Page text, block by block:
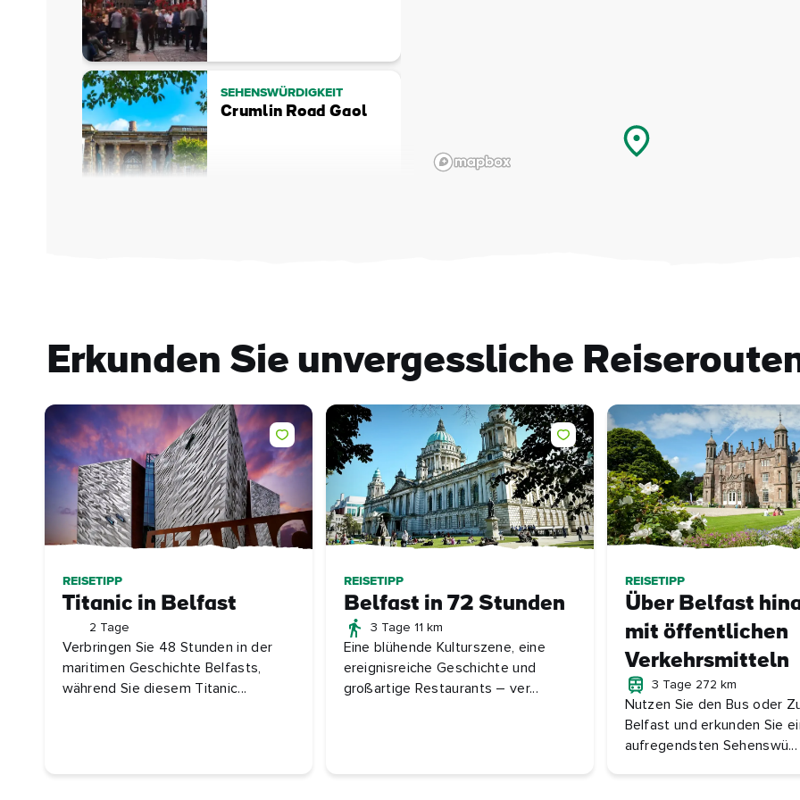
SEHENSWÜRDIGKEIT
Crumlin Road Gaol
Erkunden Sie unvergessliche
REISETIPP
Titanic in Belfast
2 Tage
Verbringen Sie 48 Stunden in der
maritimen Geschichte Belfasts,
während Sie diesem Titanic...
REISETIPP
Belfast in 72 Stunden
3 Tage 11 km
Eine blühende Kulturszene, eine
ereignisreiche Geschichte und
großartige Restaurants – ver...
REISETIPP
Über Belfast
mit öffentlichen
Verkehrsmitteln
3 Tage 272 km
Nutzen Sie den Bus oder
Belfast und erkunden Sie
aufregendsten Sehenswü...